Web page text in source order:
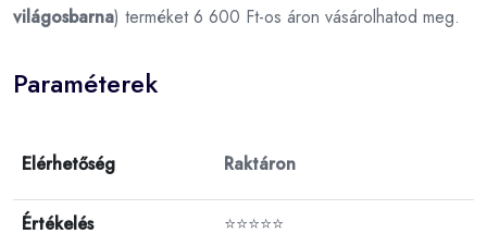
világosbarna) terméket 6 600 Ft-os áron vásárolhatod meg.
Paraméterek
Elérhetőség Raktáron
Értékelés ⭐⭐⭐⭐⭐